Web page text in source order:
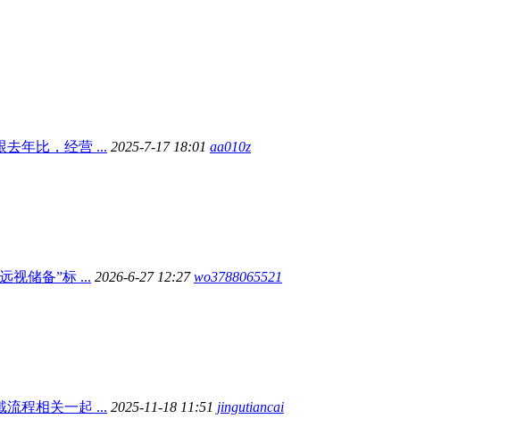
去年比，经营 ... 2025-7-17 18:01 aa010z
视储备”标 ... 2026-6-27 12:27wo3788065521
流程相关一起 ... 2025-11-18 11:51 jingutiancai